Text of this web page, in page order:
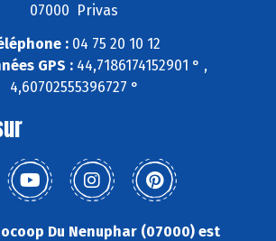
07000 Privas
:04 75 20 10 12
GPS :44,7186174152901 ° ,
4,60702555396727 °
Du Nenuphar (07000) est